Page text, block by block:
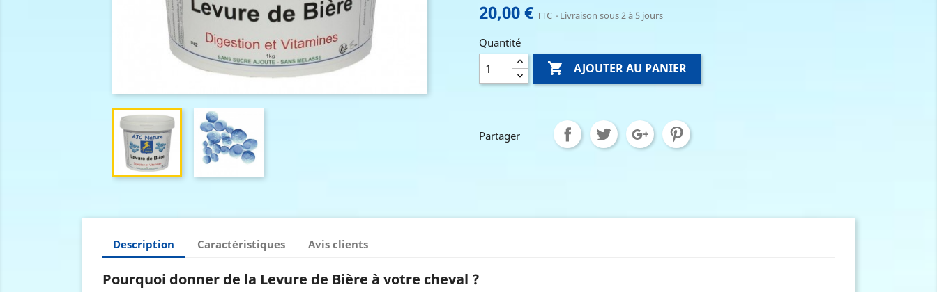
20,00 € TTC Livraison sous 2 à 5 jours
Quantité
 AJOUTER AU PANIER
Partager
Description Caractéristiques Avis clients
Pourquoi donner de la Levure de Bière à votre cheval ?